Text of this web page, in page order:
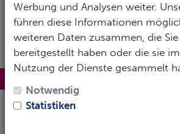
Fuerteventura ist bekannt als „
Werbung und Analysen weiter.
führen diese Informationen
weiteren Daten zusammen, die
bereitgestellt haben oder die sie
Nutzung der Dienste gesammelt
Notwendig
Statistiken